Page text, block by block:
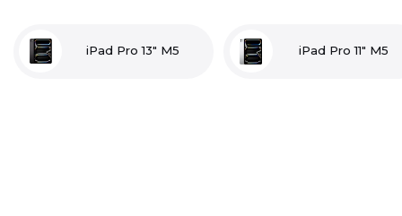
iPad Pro 13" M5 iPad Pro 11" M5